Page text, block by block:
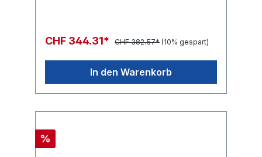
CHF 344.31* CHF 382.57* (10% gespart)
In den Warenkorb
%